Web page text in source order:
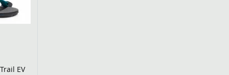
EV